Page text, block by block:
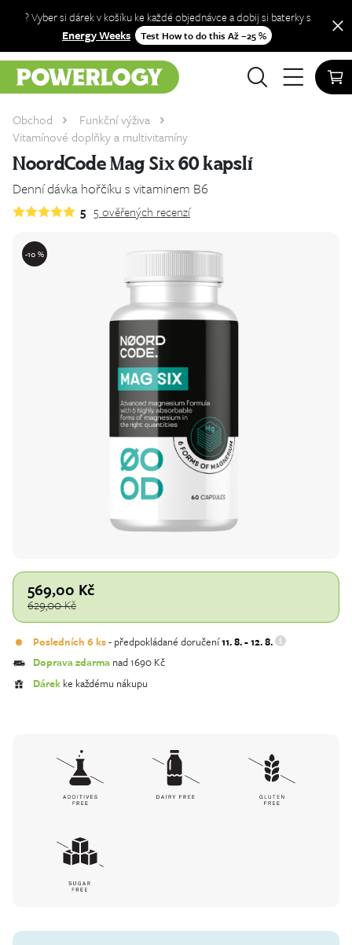
? Vyber si dárek v košíku ke každé objednávce a dobij si baterky s
Energy Weeks
Test How to do this Až −25 %
Obchod
Funkční výživa
Vitamínové doplňky a multivitamíny
NoordCode Mag Six 60 kapslí
Denní dávka hořčíku s vitaminem B6
5 5 ověřených recenzí
-10 %
569,00 Kč
629,00Kč
Posledních 6 ks- předpokládané doručení11. 8. - 12. 8.
Doprava zdarma nad 1690 Kč
Dárek ke každému nákupu